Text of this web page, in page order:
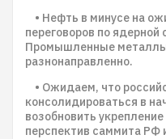
• Нефть в минусе на
переговоров по
Промышленные металлы
разнонаправленно.
• Ожидаем, что
консолидироваться в
возобновить
перспектив саммита РФ